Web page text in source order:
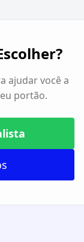
ajudar você a
portão.